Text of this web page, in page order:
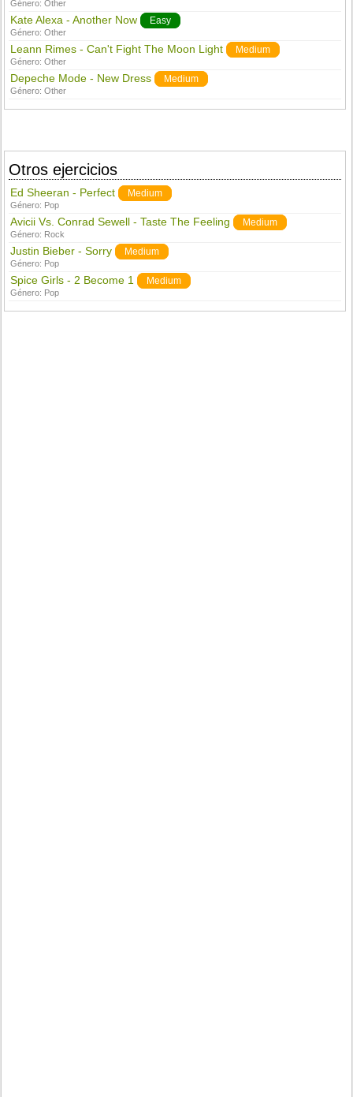
Género:Other
Kate Alexa - Another Now Easy
Género:Other
Leann Rimes - Can't Fight The Moon Light Medium
Género:Other
Depeche Mode - New Dress Medium
Género:Other
Otros ejercicios
Ed Sheeran - Perfect Medium
Género: Pop
Avicii Vs. Conrad Sewell - Taste The Feeling Medium
Género: Rock
Justin Bieber - Sorry Medium
Género: Pop
Spice Girls - 2 Become 1 Medium
Género: Pop